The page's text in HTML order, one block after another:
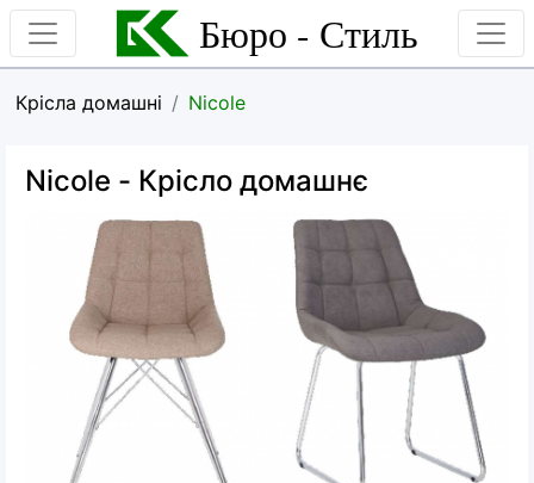
Бюро - Стиль
Крісла домашні Nicole
Nicole - Крісло домашнє